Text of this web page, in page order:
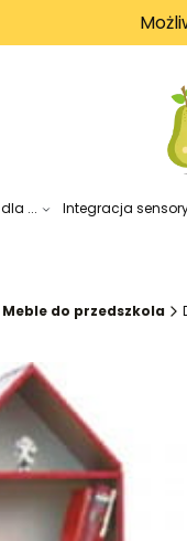
... Integracja
Meble do przedszkola